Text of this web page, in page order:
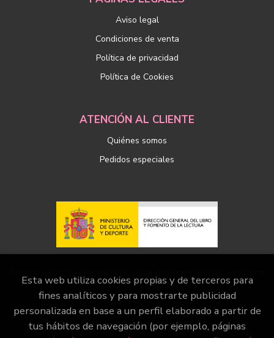
Aviso legal
Condiciones de venta
Política de privacidad
Política de Cookies
ATENCIÓN AL CLIENTE
Quiénes somos
Pedidos especiales
de Cultura y Deporte
2026 ©Librería Páginas. Todos los Derechos Reservados
Esta web utiliza cookies propias y de terceros para
fines analíticos y para mostrarte publicidad
personalizada en base a un perfil elaborado a partir de
tus hábitos de navegación (por ejemplo, páginas